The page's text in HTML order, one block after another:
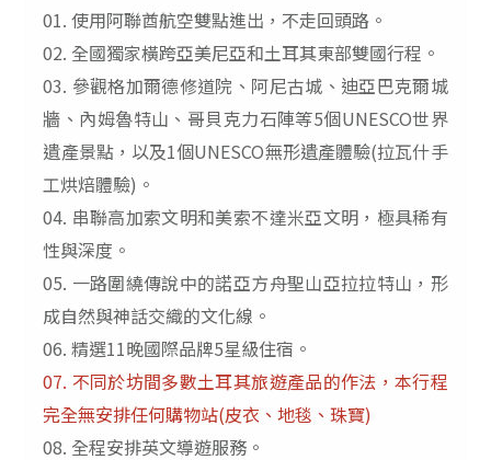
01. 使用阿聯酋航空雙點進出，不走回頭路。
02. 全國獨家橫跨亞美尼亞和土耳其東部雙國行程。
03. 參觀格加爾德修道院、阿尼古城、迪亞巴克爾城
牆、內姆魯特山、哥貝克力石陣等5個UNESCO世界
遺產景點，以及1個UNESCO無形遺產體驗(拉瓦什手
工烘焙體驗)。
04. 串聯高加索文明和美索不達米亞文明，極具稀有
性與深度。
05. 一路圍繞傳說中的諾亞方舟聖山亞拉拉特山，形
成自然與神話交織的文化線。
06.精選11晚國際品牌5星級住宿。
07. 不同於坊間多數土耳其旅遊產品的作法，本行程
完全無安排任何購物站(皮衣、地毯、珠寶)
08. 全程安排英文導遊服務。